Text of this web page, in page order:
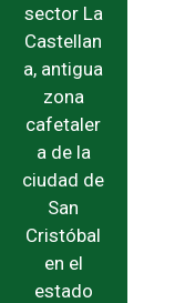
sector La
Castellan
a, antigua
zona
cafetaler
a de la
ciudad de
San
Cristóbal
en el
estado